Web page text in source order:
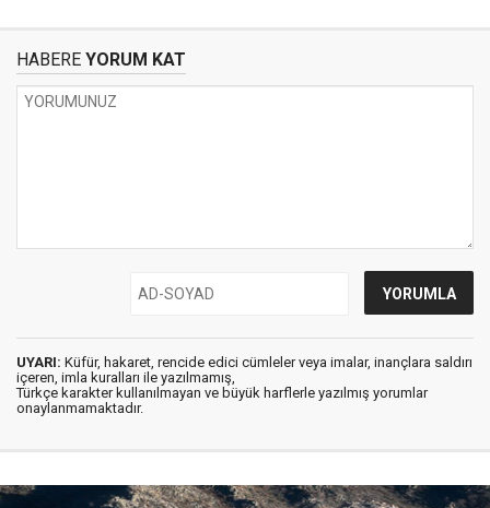
HABERE YORUM KAT
UYARI: Küfür, hakaret, rencide edici cümleler veya imalar, inançlara saldırı
içeren, imla kuralları ile yazılmamış,
Türkçe karakter kullanılmayan ve büyük harflerle yazılmış yorumlar
onaylanmamaktadır.